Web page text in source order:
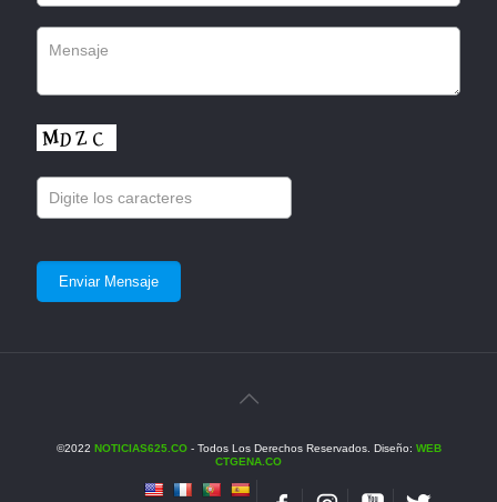
©2022 NOTICIAS625.CO- Todos Los Derechos Reservados. Diseño: WEB
CTGENA.CO